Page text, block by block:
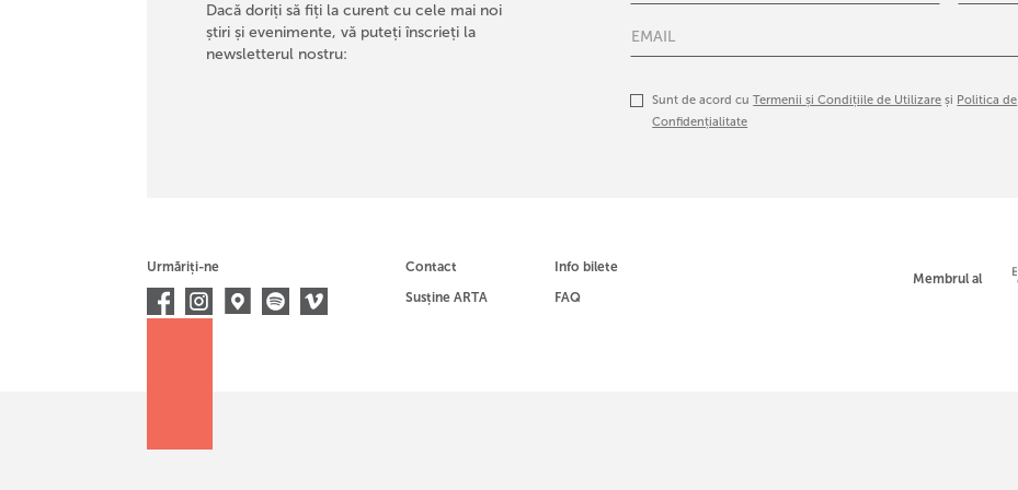
Dacă doriți să fiți la curent cu cele mai noi
știri și evenimente, vă puteți înscrieți la
newsletterul nostru:
Sunt de acord cuTermenii și Condițiile de Utilizare și Politica de
Confidențialitate
Urmăriți-ne
Contact
Susține ARTA
Info bilete
FAQ
Membrul al